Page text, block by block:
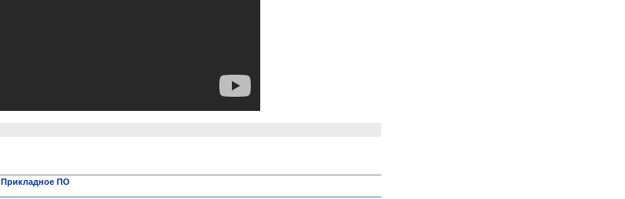
Прикладное ПО